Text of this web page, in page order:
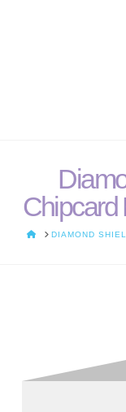
Chipcard
HOMEDIAMOND